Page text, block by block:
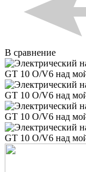
В сравнение